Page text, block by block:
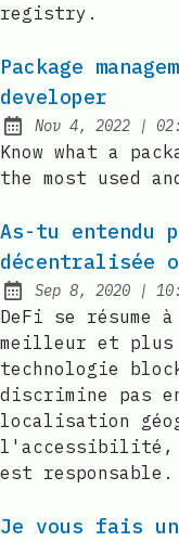
registry.
Package
developer
Published:
Nov 4, 2022 |
Know what a
the most used
As-tu entendu
décentralisée
Published:
Sep 8, 2020 |
DeFi se résume
meilleur et plus
technologie
discrimine pas
localisation
l'accessibilité,
est responsable.
Je vous fais un